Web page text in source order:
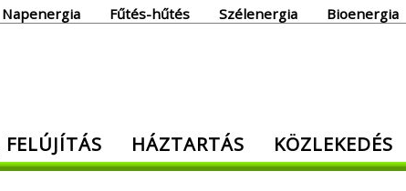
Napenergia Fűtés-hűtés Szélenergia Bioenergia
ami energia!
FELÚJÍTÁS HÁZTARTÁS KÖZLEKEDÉS